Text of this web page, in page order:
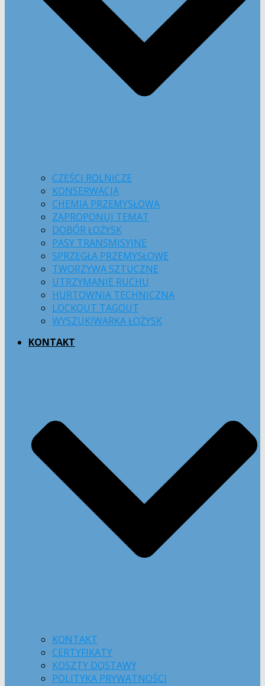
CZĘŚCI ROLNICZE
KONSERWACJA
CHEMIA PRZEMYSŁOWA
ZAPROPONUJ TEMAT
DOBÓR ŁOŻYSK
PASY TRANSMISYJNE
SPRZĘGŁA PRZEMYSŁOWE
TWORZYWA SZTUCZNE
UTRZYMANIE RUCHU
HURTOWNIA TECHNICZNA
LOCKOUT TAGOUT
WYSZUKIWARKA ŁOŻYSK
KONTAKT
KONTAKT
CERTYFIKATY
KOSZTY DOSTAWY
POLITYKA PRYWATNOŚCI